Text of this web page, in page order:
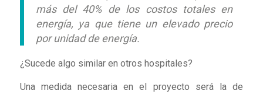
más del 40% de los costos totales en
energía, ya que tiene un elevado precio
por unidad de energía.
¿Sucede algo similar en otros hospitales?
Una medida necesaria en el proyecto será la de